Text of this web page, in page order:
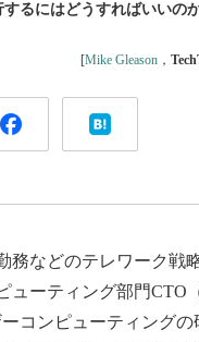
るにはどうすればいいの
[Mike Gleason ，
務などのテレワーク戦
ューティング部門CTO
コンピューティングの